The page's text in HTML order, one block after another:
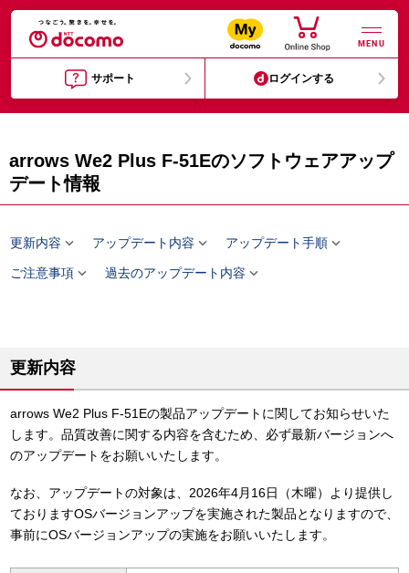
MENU
サポート ログインする
arrows We2 Plus F-51Eのソフトウェアアップ
デート情報
更新内容  アップデート内容  アップデート手順
ご注意事項 過去のアップデート内容 
更新内容
arrows We2 Plus F-51Eの製品アップデートに関してお知らせいた
します。品質改善に関する内容を含むため、必ず最新バージョンへ
のアップデートをお願いいたします。
なお、アップデートの対象は、2026年4月16日（木曜）より提供し
ておりますOSバージョンアップを実施された製品となりますので、
事前にOSバージョンアップの実施をお願いいたします。